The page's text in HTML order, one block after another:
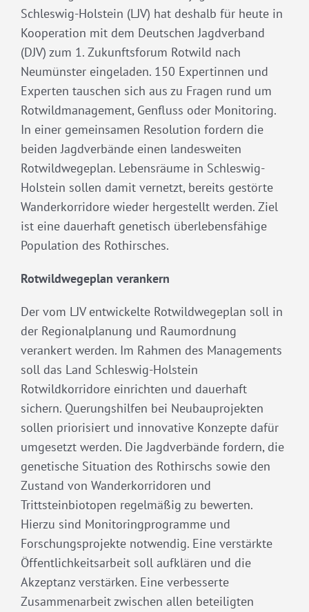
Schleswig-Holstein (LJV) hat deshalb für heute in
Kooperation mit dem Deutschen Jagdverband
(DJV) zum 1. Zukunftsforum Rotwild nach
Neumünster eingeladen. 150 Expertinnen und
Experten tauschen sich aus zu Fragen rund um
Rotwildmanagement, Genfluss oder Monitoring.
In einer gemeinsamen Resolution fordern die
beiden Jagdverbände einen landesweiten
Rotwildwegeplan. Lebensräume in Schleswig-
Holstein sollen damit vernetzt, bereits gestörte
Wanderkorridore wieder hergestellt werden. Ziel
ist eine dauerhaft genetisch überlebensfähige
Population des Rothirsches.
Rotwildwegeplan verankern
Der vom LJV entwickelte Rotwildwegeplan soll in
der Regionalplanung und Raumordnung
verankert werden. Im Rahmen des Managements
soll das Land Schleswig-Holstein
Rotwildkorridore einrichten und dauerhaft
sichern. Querungshilfen bei Neubauprojekten
sollen priorisiert und innovative Konzepte dafür
umgesetzt werden. Die Jagdverbände fordern, die
genetische Situation des Rothirschs sowie den
Zustand von Wanderkorridoren und
Trittsteinbiotopen regelmäßig zu bewerten.
Hierzu sind Monitoringprogramme und
Forschungsprojekte notwendig. Eine verstärkte
Öffentlichkeitsarbeit soll aufklären und die
Akzeptanz verstärken. Eine verbesserte
Zusammenarbeit zwischen allen beteiligten